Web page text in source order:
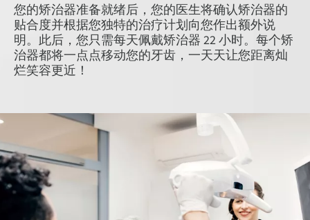
您的矫治器准备就绪后，您的医生将确认矫治器的
贴合度并根据您独特的治疗计划向您作出额外说
明。此后，您只需每天佩戴矫治器 22 小时。每个矫
治器都将一点点移动您的牙齿，一天天让您距离灿
烂笑容更近！